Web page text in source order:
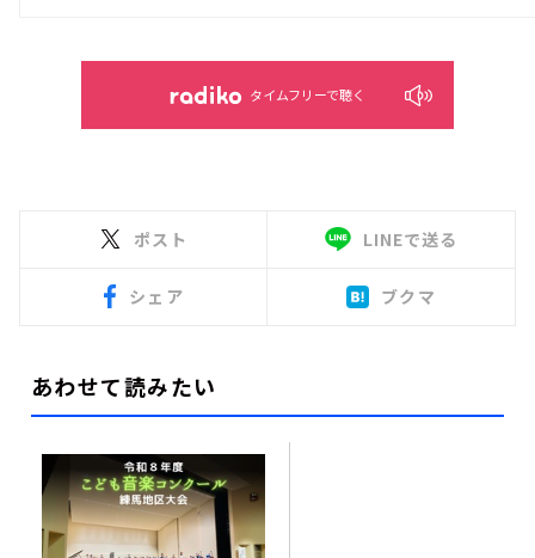
タイムフリーで聴く
ポスト LINEで送る
シェア ブクマ
あわせて読みたい